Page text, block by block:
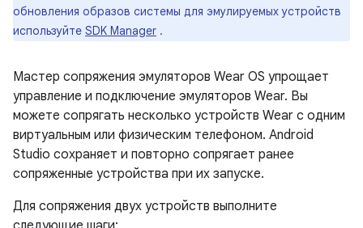
обновления образов системы для эмулируемых устройств
используйте SDK Manager .
Мастер сопряжения эмуляторов Wear OS упрощает
управление и подключение эмуляторов Wear. Вы
можете сопрягать несколько устройств Wear с одним
виртуальным или физическим телефоном. Android
Studio сохраняет и повторно сопрягает ранее
сопряженные устройства при их запуске.
Для сопряжения двух устройств выполните